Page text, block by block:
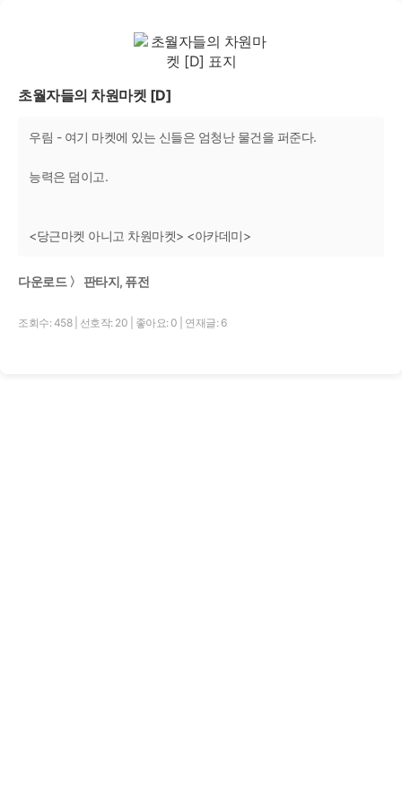
초월자들의 차원마켓 [D]
우림 - 여기 마켓에 있는 신들은 엄청난 물건을 퍼준다.
능력은 덤이고.
<당근마켓 아니고 차원마켓> <아카데미>
다운로드 〉 판타지, 퓨전
조회수: 458 선호작: 20 좋아요: 0 연재글: 6